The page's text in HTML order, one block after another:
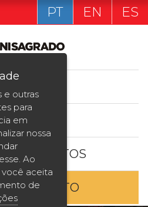
e MBA
Duração
estudande
estudante
PT EN ES
AQUI
DESCONTOS
CONTATO
e outras
para
em
nossa
Ao
você aceita
de